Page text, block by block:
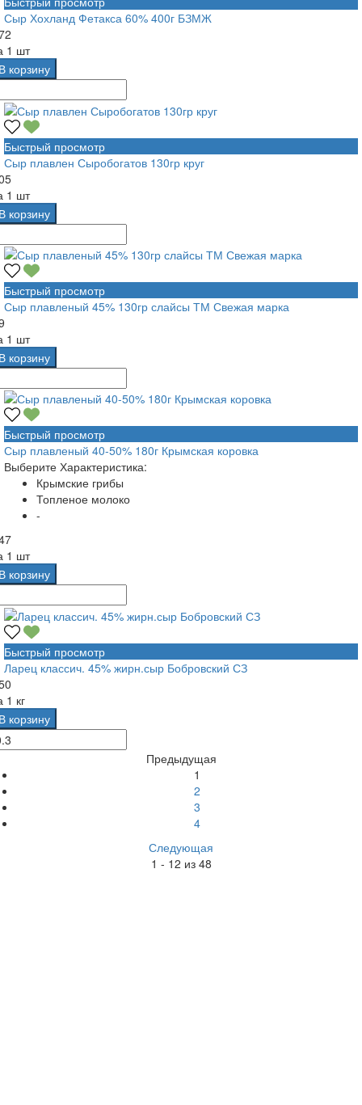
Сыр Хохланд Фетакса 60% 400г БЗМЖ
1 шт
корзину
Быстрый просмотр
Сыр плавлен Сыробогатов 130гр круг
1 шт
корзину
Быстрый просмотр
Сыр плавленый 45% 130гр слайсы ТМ Свежая марка
1 шт
корзину
Быстрый просмотр
Сыр плавленый 40-50% 180г Крымская коровка
Выберите Характеристика:
Крымские грибы
Топленое молоко
-
1 шт
корзину
Быстрый просмотр
Ларец классич. 45% жирн.сыр Бобровский СЗ
1 кг
корзину
Предыдущая
1
2
3
4
Следующая
1 - 12 из 48